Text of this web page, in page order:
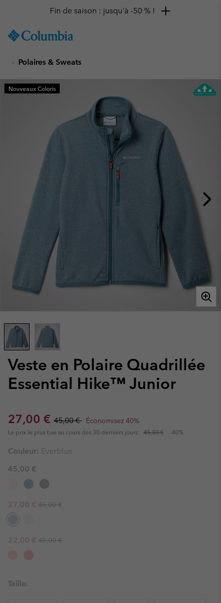
TO
SKIP
MAIN
NAV
Fin de saison : jusqu'à -50 % !
Polaires & Sweats
Veste en Polaire Quadrillée
Essential Hike™ Junior
Sale price:
27,00 € Regular price:
45,00 € Économisez 40%
Le prix le plus bas au cours des 30 derniers jours: 45,00 € -40%
Nouveaux Coloris
Couleur: Everblue
45,00 €
Sale price:
27,00 € Regular price:
45,00 €
Sale price:
22,00 € Regular price:
45,00 €
Taille: